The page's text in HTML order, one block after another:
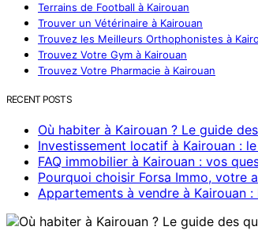
Terrains de Football à Kairouan
Trouver un Vétérinaire à Kairouan
Trouvez les Meilleurs Orthophonistes à
Trouvez Votre Gym à Kairouan
Trouvez Votre Pharmacie à Kairouan
RECENT POSTS
Où habiter à Kairouan ? Le guide
Investissement locatif à Kairouan :
FAQ immobilier à Kairouan : vos
Pourquoi choisir Forsa Immo, votre
Appartements à vendre à Kairouan